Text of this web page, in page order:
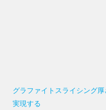
グラファイトスライシング
実現する